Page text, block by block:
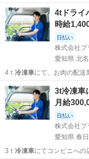
のバン(荷台部分)…
福岡 糟屋郡 ししぶ駅
4tドライ
時給
日払い
株式会社
愛知県 北
4ｔ 冷凍車にて、お肉の配送
愛知 北名古屋市 ド
3t冷凍車
月給
日払い
株式会社
愛知県 春
3ｔ 冷凍車にてコンビニへの